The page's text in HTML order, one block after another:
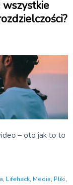
wszystkie
– oto jak to to
, Lifehack, Media, Pliki,